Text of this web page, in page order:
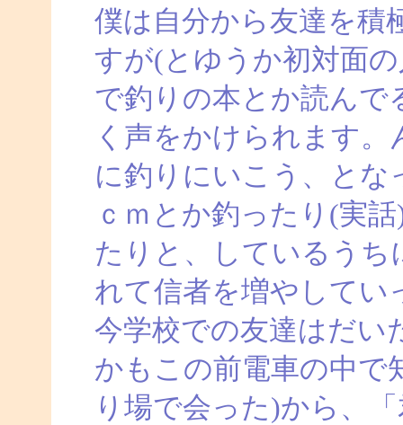
僕は自分から友達を積
すが(とゆうか初対面
で釣りの本とか読んで
く声をかけられます
に釣りにいこう、とな
ｃｍとか釣ったり(実
たりと、しているう
れて信者を増やしてい
今学校での友達はだい
かもこの前電車の中で
り場で会った)から、